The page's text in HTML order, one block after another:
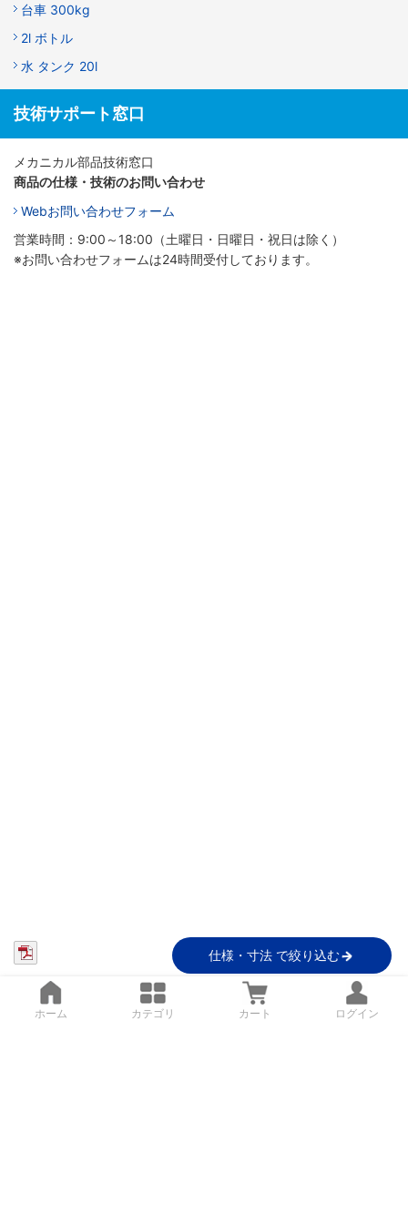
台車 300kg
2l ボトル
水 タンク 20l
技術サポート窓口
メカニカル部品技術窓口
商品の仕様・技術のお問い合わせ
Webお問い合わせフォーム
営業時間：9:00～18:00（土曜日・日曜日・祝日は除く）
※お問い合わせフォームは24時間受付しております。
仕様・寸法 で絞り込む
ホーム カテゴリ カート ログイン